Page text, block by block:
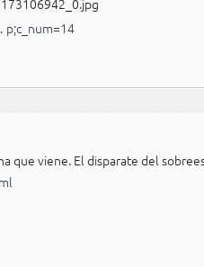
que viene. El disparate del